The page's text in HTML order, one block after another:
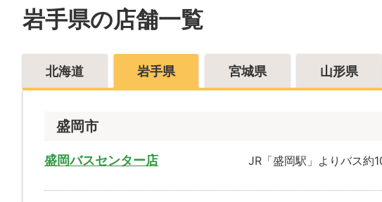
岩手県の店舗一覧
北海道 岩手県 宮城県 山形県
盛岡市
盛岡バスセンター店 JR「盛岡駅」よりバス約